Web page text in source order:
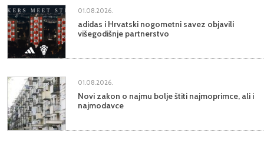
01.08.2026.
adidas i Hrvatski nogometni savez objavili
višegodišnje partnerstvo
01.08.2026.
Novi zakon o najmu bolje štiti najmoprimce, ali i
najmodavce